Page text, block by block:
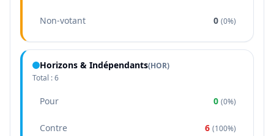
Non-votant 0 (0%)
Horizons & Indépendants(HOR)
Total :6
Pour 0 (0%)
Contre 6 (100%)